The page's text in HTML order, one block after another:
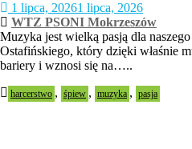
1 lipca, 20261 lipca, 2026
WTZ PSONI Mokrzeszów
Muzyka jest wielką pasją dla naszego
Ostafińskiego, który dzięki właśnie
bariery i wznosi się na…..
harcerstwo , śpiew , muzyka , pasja